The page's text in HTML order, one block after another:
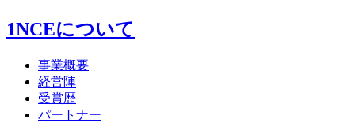
1NCEについて
事業概要
経営陣
受賞歴
パートナー